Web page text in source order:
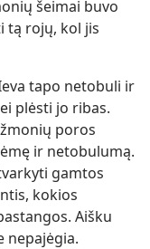
šeimai buvo
tą rojų, kol jis
tapo netobuli ir
plėsti jo ribas.
poros
ir netobulumą.
gamtos
kokios
Aišku
nepajėgia.